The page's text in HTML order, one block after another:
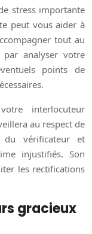
stress importante
peut vous aider à
tout au
analyser votre
points de
interlocuteur
au respect de
du vérificateur et
injustifiés. Son
les rectifications
gracieux